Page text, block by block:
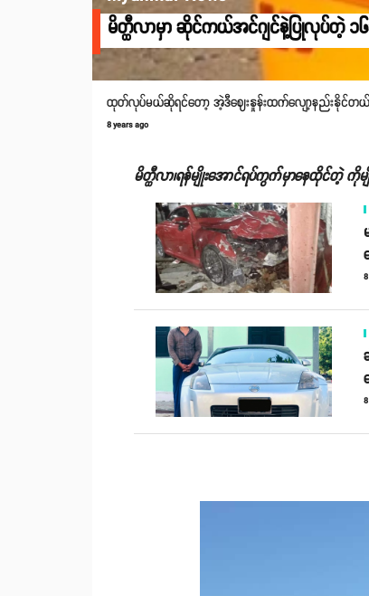
မိတ္ထီလာမှာ ဆိုင်ကယ်အင်ဂျင်နဲ့ပြုလုပ်တဲ့ ၁
ထုတ်လုပ်မယ်ဆိုရင်တော့ အဲ့ဒီဈေးနှုန်းထက်လျော့နည်းနိုင်တ
8 years ago
မိတ္ထီလာ၊ရန်မျိုးအောင်ရပ်ကွက်မှာနေထိုင်တဲ့